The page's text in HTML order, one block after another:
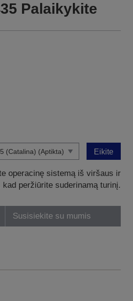
Palaikykite
Eikite
operacinę sistemą iš viršaus ir
peržiūrite suderinamą turinį.
Susisiekite su mumis